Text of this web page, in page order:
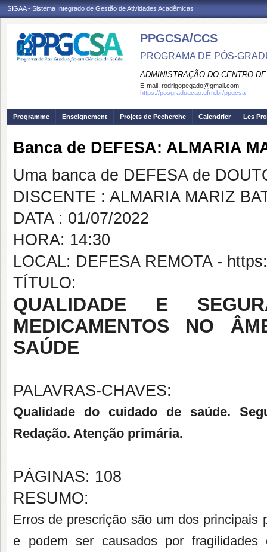
SIGAA - Sistema Integrado de Gestão de Atividades Acadêmicas
PPGCSA/CCS
PROGRAMA DE PÓS-
ADMINISTRAÇÃO DO CENTRO
E-mail: rodrigopegado@gmail.com
https://posgraduacao.ufrn.br/ppgcsa
Programme Enseignement Projets de Pecherche Calendrier Les
Banca de DEFESA: ALMARIA
Uma banca de DEFESA de
DISCENTE : ALMARIA MARIZ
DATA : 01/07/2022
HORA: 14:30
LOCAL: DEFESA REMOTA -
TÍTULO:
QUALIDADE E
MEDICAMENTOS NO
SAÚDE
PALAVRAS-CHAVES:
Qualidade do cuidado de saúde.
Redação. Atenção primária.
PÁGINAS: 108
RESUMO:
Erros de prescrição são um dos principais
e podem ser causados por